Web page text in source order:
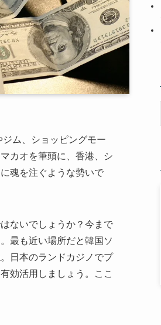
ム、ショッピングモー
カオを筆頭に、香港、シ
魂を注ぐような勢いで
ないでしょうか？今まで
最も近い場所だと韓国ソ
日本のランドカジノでプ
効活用しましょう。ここ